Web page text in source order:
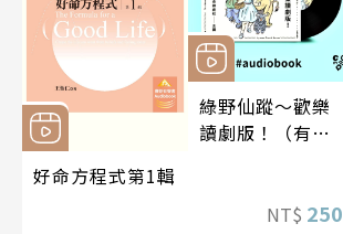
好命方程式第1輯
綠野仙蹤～歡樂
讀劇版！（有聲
NT$ 250